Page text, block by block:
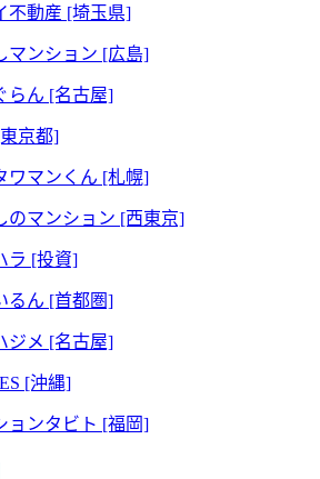
不動産 [埼玉県]
マンション [広島]
らん [名古屋]
東京都]
ワマンくん [札幌]
のマンション [西東京]
ラ [投資]
るん [首都圏]
ジメ [名古屋]
[沖縄]
ョンタビト [福岡]